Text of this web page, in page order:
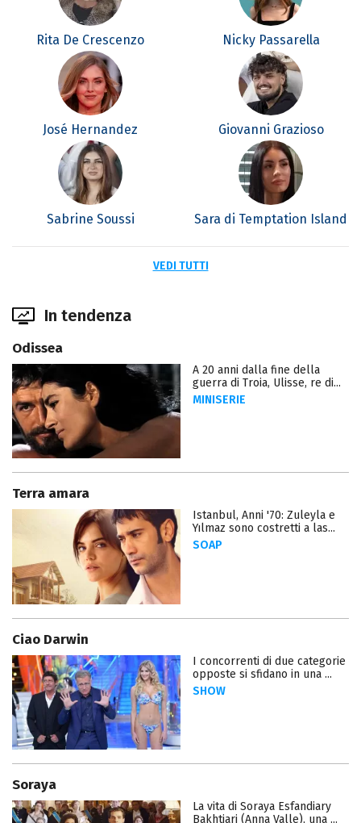
Rita De Crescenzo Nicky Passarella
José Hernandez Giovanni Grazioso
Sabrine Soussi Sara di Temptation Island
VEDI TUTTI
In tendenza
Odissea
A 20 anni dalla fine della
guerra di Troia, Ulisse, re di...
MINISERIE
Terra amara
Istanbul, Anni '70: Zuleyla e
Yılmaz sono costretti a las...
SOAP
Ciao Darwin
I concorrenti di due categorie
opposte si sfidano in una ...
SHOW
Soraya
La vita di Soraya Esfandiary
Bakhtiari (Anna Valle), una ...